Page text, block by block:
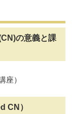
の意義と課
座）
CN）